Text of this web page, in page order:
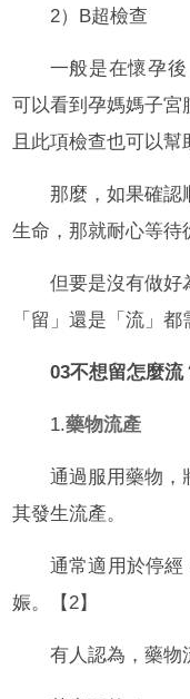
2）B超檢查
一般是在懷孕
可以看到孕媽媽子
且此項檢查也可以幫
那麼，如果確認
生命，那就耐心等待
但要是沒有做好
「留」還是「流」都
03不想留怎麼流
1.藥物流產
通過服用藥物，
其發生流產。
通常適用於停
娠。【2】
有人認為，藥物